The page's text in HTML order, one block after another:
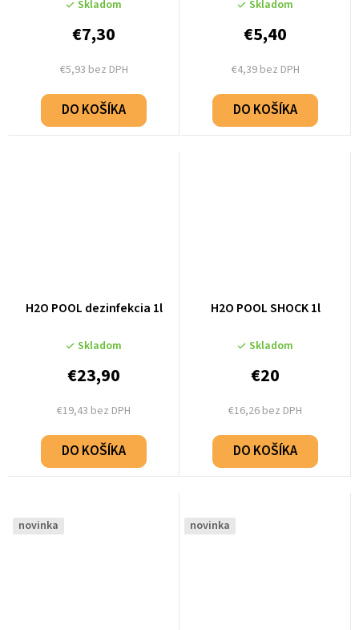
Skladom
€5,93 bez DPH
€7,30
DO KOŠÍKA
Skladom
€4,39 bez DPH
€5,40
DO KOŠÍKA
H2O POOL dezinfekcia 1l
Skladom
€19,43 bez DPH
€23,90
DO KOŠÍKA
H2O POOL SHOCK 1l
Skladom
€16,26 bez DPH
€20
DO KOŠÍKA
novinka novinka